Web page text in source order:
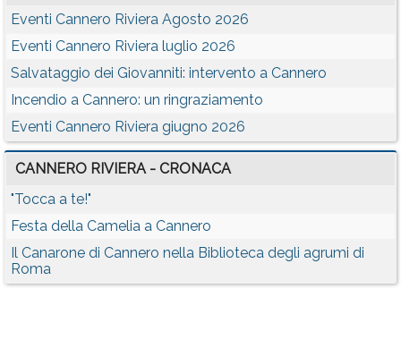
Eventi Cannero Riviera Agosto 2026
Eventi Cannero Riviera luglio 2026
Salvataggio dei Giovanniti: intervento a Cannero
Incendio a Cannero: un ringraziamento
Eventi Cannero Riviera giugno 2026
CANNERO RIVIERA - CRONACA
"Tocca a te!"
Festa della Camelia a Cannero
Il Canarone di Cannero nella Biblioteca degli agrumi di
Roma